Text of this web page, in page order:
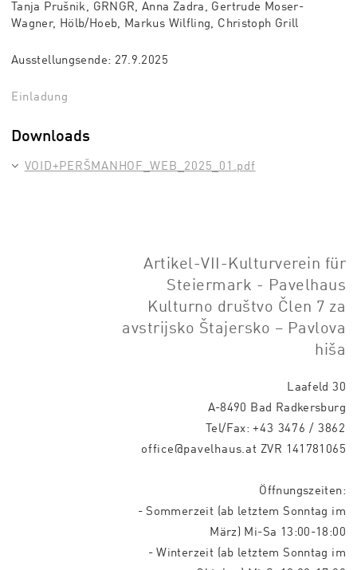
Tanja Prušnik, GRNGR, Anna Zadra, Gertrude Moser-
Wagner, Hölb/Hoeb, Markus Wilfling, Christoph Grill
Ausstellungsende: 27.9.2025
Einladung
Downloads
VOID+PERŠMANHOF_WEB_2025_01.pdf
Artikel-VII-Kulturverein für
Steiermark - Pavelhaus
Kulturno društvo Člen 7 za
avstrijsko Štajersko – Pavlova
hiša
Laafeld 30
A-8490 Bad Radkersburg
Tel/Fax:+43 3476 / 3862
office@pavelhaus.at ZVR 141781065
Öffnungszeiten:
- Sommerzeit (ab letztem Sonntag im
März) Mi-Sa 13:00-18:00
- Winterzeit (ab letztem Sonntag im